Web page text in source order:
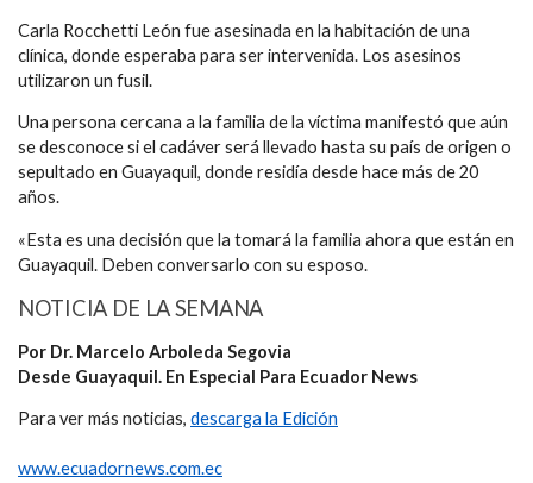
Carla Rocchetti León fue asesinada en la habitación de una
clínica, donde esperaba para ser intervenida. Los asesinos
utilizaron un fusil.
Una persona cercana a la familia de la víctima manifestó que aún
se desconoce si el cadáver será llevado hasta su país de origen o
sepultado en Guayaquil, donde residía desde hace más de 20
años.
«Esta es una decisión que la tomará la familia ahora que están en
Guayaquil. Deben conversarlo con su esposo.
NOTICIA DE LA SEMANA
Por Dr. Marcelo Arboleda Segovia
Desde Guayaquil. En Especial Para Ecuador News
Para ver más noticias, descarga la Edición
www.ecuadornews.com.ec